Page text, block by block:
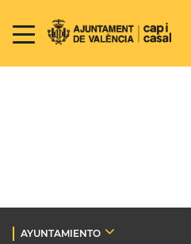
AYUNTAMIENTO